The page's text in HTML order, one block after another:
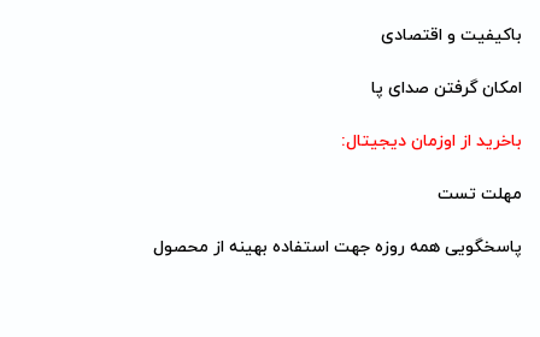
باکیفیت و اقتصادی
امکان گرفتن صدای پا
باخرید از اوزمان دیجیتال:
مهلت تست
پاسخگویی همه روزه جهت استفاده بهینه از محصول